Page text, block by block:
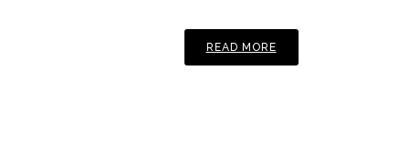
READ MORE